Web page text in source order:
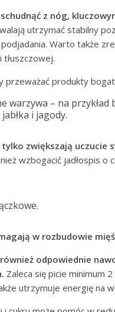
z nóg,
utrzymać stabilny
Warto także
tłuszczowej.
przeważać produkty
warzywa – na przykład
i jagody.
tylko zwiększają
wzbogacić jadłospis o
w rozbudowie
odpowiednie
Zaleca się picie minimum
utrzymuje energię na